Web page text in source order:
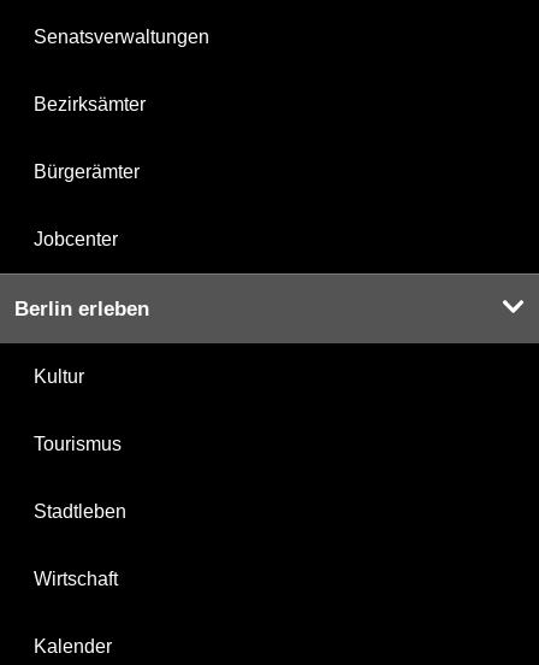
Senatsverwaltungen
Bezirksämter
Bürgerämter
Jobcenter
Berlin erleben
Kultur
Tourismus
Stadtleben
Wirtschaft
Kalender